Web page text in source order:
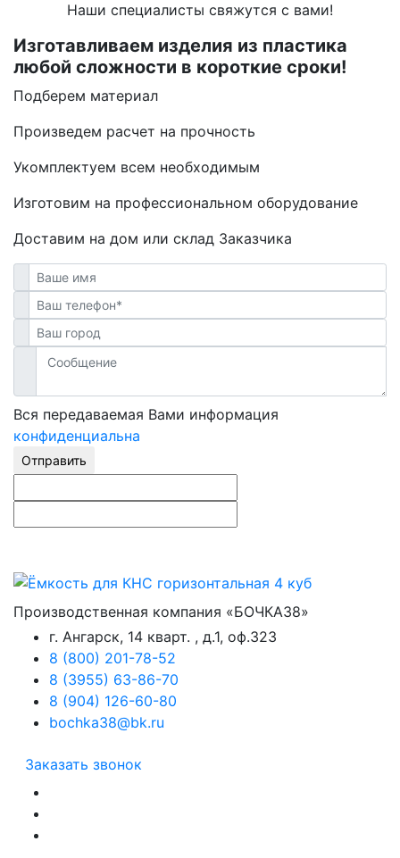
Наши специалисты свяжутся с вами!
Изготавливаем изделия из пластика
любой сложности в короткие сроки!
Подберем материал
Произведем расчет на прочность
Укомплектуем всем необходимым
Изготовим на профессиональном оборудование
Доставим на дом или склад Заказчика
Вся передаваемая Вами информация
конфиденциальна
Отправить
Производственная компания «БОЧКА38»
г. Ангарск, 14 кварт. , д.1, оф.323
8 (800) 201-78-52
8 (3955) 63-86-70
8 (904) 126-60-80
bochka38@bk.ru
Заказать звонок